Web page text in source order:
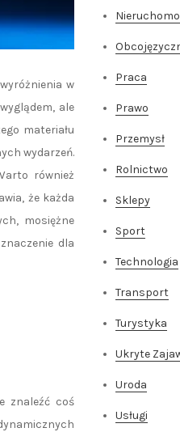
w
ale
materiału
wydarzeń.
również
że każda
mosiężne
dla
znaleźć coś
Praca
Prawo
Przemysł
Rolnictwo
Sklepy
Sport
Technologia
Transport
Turystyka
Ukryte
Uroda
Usługi